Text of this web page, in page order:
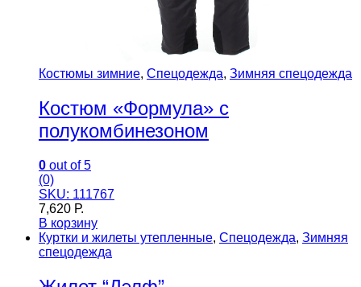
Костюмы зимние, Спецодежда, Зимняя спецодежда
Костюм «Формула» с
полукомбинезоном
0 out of 5
(0)
SKU: 111767
7,620 Р.
В корзину
Куртки и жилеты утепленные, Спецодежда, Зимняя
спецодежда